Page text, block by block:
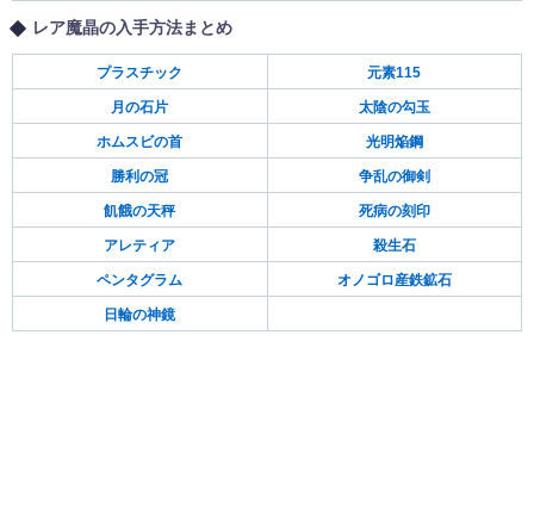
レア魔晶の入手方法まとめ
プラスチック 元素115
月の石片 太陰の勾玉
ホムスビの首 光明焔鋼
勝利の冠 争乱の御剣
飢餓の天秤 死病の刻印
アレティア 殺生石
ペンタグラム オノゴロ産鉄鉱石
日輪の神鏡